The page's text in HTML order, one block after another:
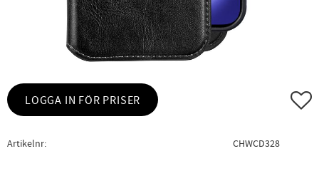
LOGGA IN FÖR PRISER Lägg
Artikelnr CHWCD328